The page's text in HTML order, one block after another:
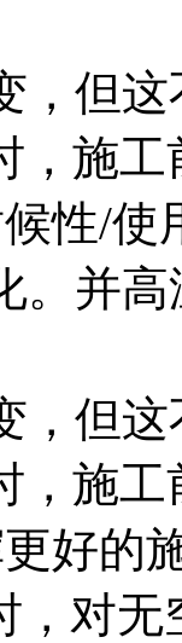
，但
，施
性/
。并
，但
，施
好的
对无